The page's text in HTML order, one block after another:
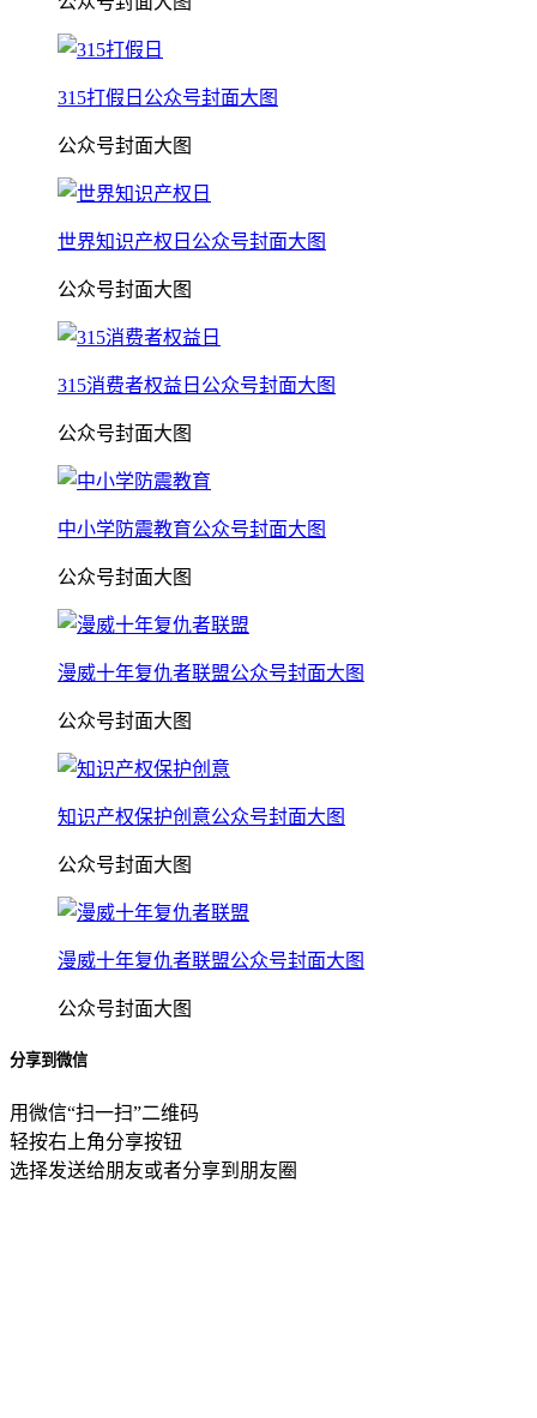
315打假日公众号封面大图
公众号封面大图
世界知识产权日公众号封面大图
公众号封面大图
315消费者权益日公众号封面大图
公众号封面大图
中小学防震教育公众号封面大图
公众号封面大图
漫威十年复仇者联盟公众号封面大图
公众号封面大图
知识产权保护创意公众号封面大图
公众号封面大图
漫威十年复仇者联盟公众号封面大图
公众号封面大图
分享到微信
用微信“扫一扫”二维码
轻按右上角分享按钮
选择发送给朋友或者分享到朋友圈